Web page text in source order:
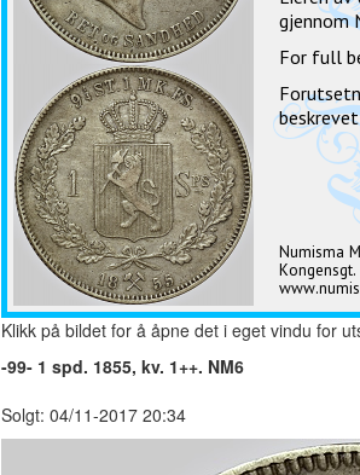
Klikk på bildet for å åpne det i eget vindu for
-99- 1 spd. 1855, kv. 1++. NM6
Solgt: 04/11-2017 20:34